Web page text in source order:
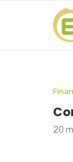
20